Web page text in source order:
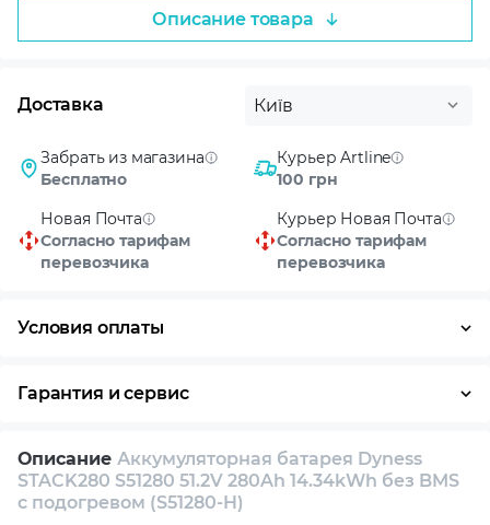
Описание товара
Доставка Київ
Забрать из магазина
Бесплатно
Курьер Artline
100 грн
Новая Почта
Согласно тарифам
перевозчика
Курьер Новая Почта
Согласно тарифам
перевозчика
Условия оплаты
Гарантия и сервис
Собственный сервисный центр
Техническая поддержка
Описание Аккумуляторная батарея Dyness
STACK280 S51280 51.2V 280Ah 14.34kWh без BMS
с подогревом (S51280-H)